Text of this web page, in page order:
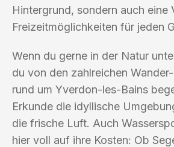
Hintergrund, sondern auch eine
Freizeitmöglichkeiten für jeden
Wenn du gerne in der Natur
du von den zahlreichen
rund um Yverdon-les-Bains
Erkunde die idyllische
die frische Luft. Auch
hier voll auf ihre Kosten: Ob